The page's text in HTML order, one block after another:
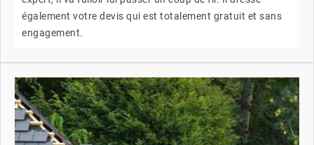
également votre devis qui est totalement gratuit et sans
engagement.